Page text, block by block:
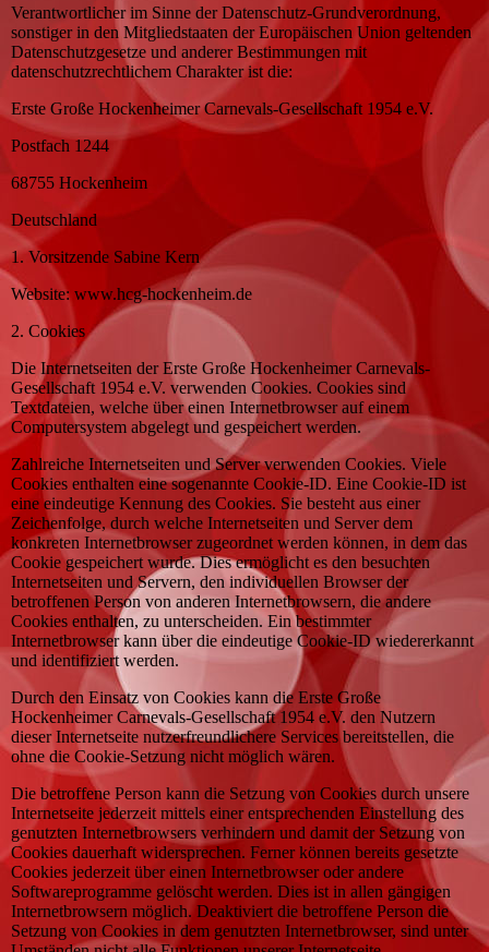
Verantwortlicher im Sinne der Datenschutz-Grundverordnung,
sonstiger in den Mitgliedstaaten der Europäischen Union geltenden
Datenschutzgesetze und anderer Bestimmungen mit
datenschutzrechtlichem Charakter ist die:
Erste Große Hockenheimer Carnevals-Gesellschaft 1954 e.V.
Postfach 1244
68755 Hockenheim
Deutschland
1. Vorsitzende Sabine Kern
Website: www.hcg-hockenheim.de
2. Cookies
Die Internetseiten der Erste Große Hockenheimer Carnevals-
Gesellschaft 1954 e.V. verwenden Cookies. Cookies sind
Textdateien, welche über einen Internetbrowser auf einem
Computersystem abgelegt und gespeichert werden.
Zahlreiche Internetseiten und Server verwenden Cookies. Viele
Cookies enthalten eine sogenannte Cookie-ID. Eine Cookie-ID ist
eine eindeutige Kennung des Cookies. Sie besteht aus einer
Zeichenfolge, durch welche Internetseiten und Server dem
konkreten Internetbrowser zugeordnet werden können, in dem das
Cookie gespeichert wurde. Dies ermöglicht es den besuchten
Internetseiten und Servern, den individuellen Browser der
betroffenen Person von anderen Internetbrowsern, die andere
Cookies enthalten, zu unterscheiden. Ein bestimmter
Internetbrowser kann über die eindeutige Cookie-ID wiedererkannt
und identifiziert werden.
Durch den Einsatz von Cookies kann die Erste Große
Hockenheimer Carnevals-Gesellschaft 1954 e.V. den Nutzern
dieser Internetseite nutzerfreundlichere Services bereitstellen, die
ohne die Cookie-Setzung nicht möglich wären.
Die betroffene Person kann die Setzung von Cookies durch unsere
Internetseite jederzeit mittels einer entsprechenden Einstellung des
genutzten Internetbrowsers verhindern und damit der Setzung von
Cookies dauerhaft widersprechen. Ferner können bereits gesetzte
Cookies jederzeit über einen Internetbrowser oder andere
Softwareprogramme gelöscht werden. Dies ist in allen gängigen
Internetbrowsern möglich. Deaktiviert die betroffene Person die
Setzung von Cookies in dem genutzten Internetbrowser, sind unter